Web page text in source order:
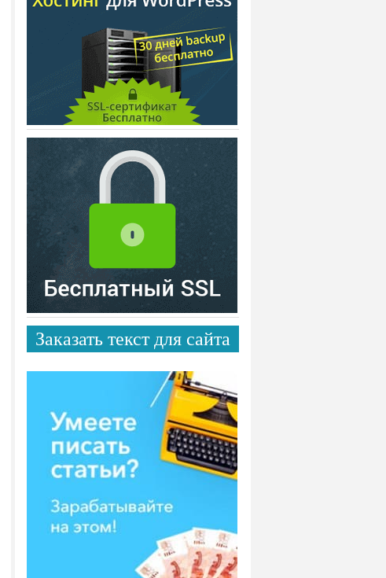
Заказать текст для сайта